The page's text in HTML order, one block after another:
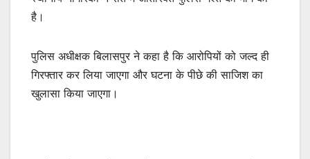
है।
पुलिस अधीक्षक बिलासपुर ने कहा है कि आरोपियों को जल्द ही
गिरफ्तार कर लिया जाएगा और घटना के पीछे की साजिश का
खुलासा किया जाएगा।